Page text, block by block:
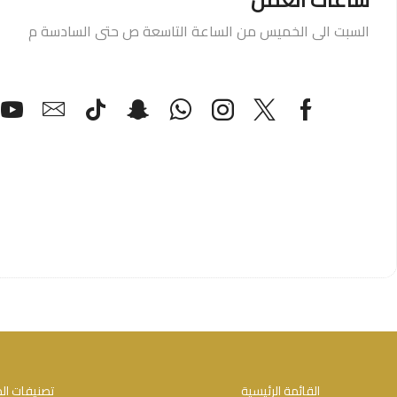
السبت الى الخميس من الساعة التاسعة ص حتى السادسة م
القائمة الرئيسية تصنيفات